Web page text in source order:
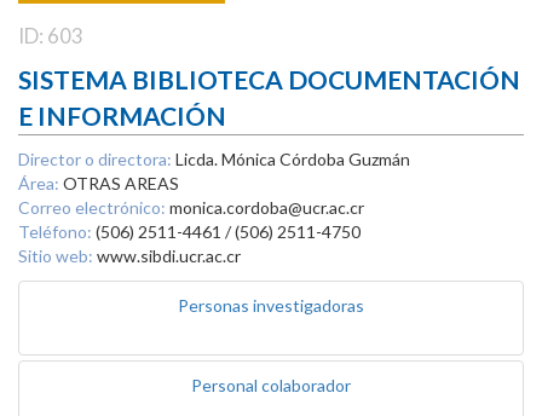
ID: 603
SISTEMA BIBLIOTECA DOCUMENTACIÓN
E INFORMACIÓN
Director o directora: Licda. Mónica Córdoba Guzmán
Área: OTRAS AREAS
Correo electrónico: monica.cordoba@ucr.ac.cr
Teléfono: (506) 2511-4461 / (506) 2511-4750
Sitio web: www.sibdi.ucr.ac.cr
Personas investigadoras
Personal colaborador